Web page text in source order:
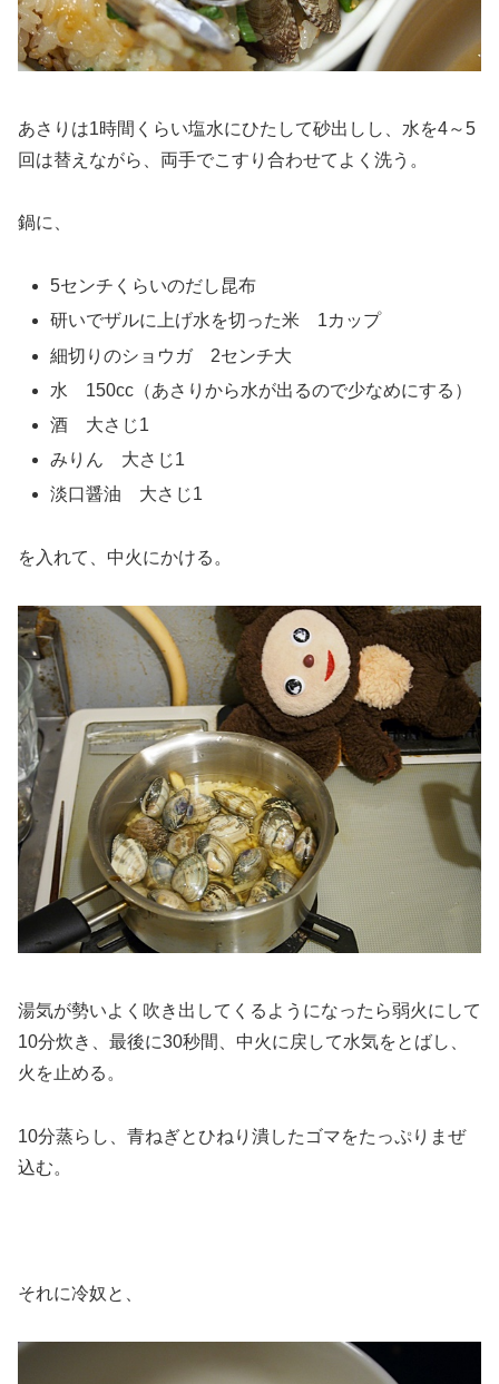
あさりは1時間くらい塩水にひたして砂出しし、水を4～5
回は替えながら、両手でこすり合わせてよく洗う。
鍋に、
5センチくらいのだし昆布
研いでザルに上げ水を切った米 1カップ
細切りのショウガ 2センチ大
水 150cc（あさりから水が出るので少なめにする）
酒 大さじ1
みりん 大さじ1
淡口醤油 大さじ1
を入れて、中火にかける。
湯気が勢いよく吹き出してくるようになったら弱火にして
10分炊き、最後に30秒間、中火に戻して水気をとばし、
火を止める。
10分蒸らし、青ねぎとひねり潰したゴマをたっぷりまぜ
込む。
それに冷奴と、